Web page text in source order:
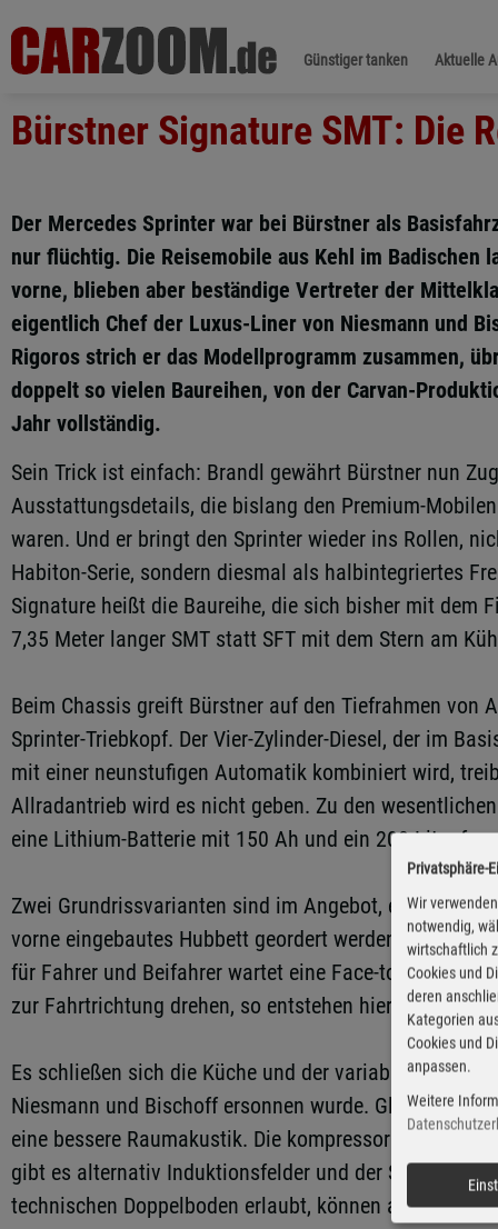
Günstiger tanken Aktuelle
Bürstner Signature SMT: Die
Der Mercedes Sprinter war bei Bürstner als
nur flüchtig. Die Reisemobile aus Kehl im Badischen
vorne, blieben aber beständige Vertreter der
eigentlich Chef der Luxus-Liner von Niesmann und
Rigoros strich er das Modellprogramm zusammen,
doppelt so vielen Baureihen, von der Carvan-
Jahr vollständig.
Sein Trick ist einfach: Brandl gewährt Bürstner nun
Ausstattungsdetails, die bislang den Premium-
waren. Und er bringt den Sprinter wieder ins Rollen,
Habiton-Serie, sondern diesmal als halbintegriertes
Signature heißt die Baureihe, die sich bisher mit dem
7,35 Meter langer SMT statt SFT mit dem Stern am
Beim Chassis greift Bürstner auf den Tiefrahmen von
Sprinter-Triebkopf. Der Vier-Zylinder-Diesel, der im
mit einer neunstufigen Automatik kombiniert wird,
Allradantrieb wird es nicht geben. Zu den
eine Lithium-Batterie mit 150 Ah und ein 200 Liter
Zwei Grundrissvarianten sind im Angebot, eine mit
vorne eingebautes Hubbett geordert werden, was die
für Fahrer und Beifahrer wartet eine Face-to-Face-
zur Fahrtrichtung drehen, so entstehen hier
Es schließen sich die Küche und der variable
Niesmann und Bischoff ersonnen wurde. Gleiches
eine bessere Raumakustik. Die
gibt es alternativ Induktionsfelder und der Signature
technischen Doppelboden erlaubt, können alle
Privatsphäre-
Wir
notwendig,
wirtschaftlich
Cookies und
deren
Kategorien
Cookies und
anpassen.
Weitere